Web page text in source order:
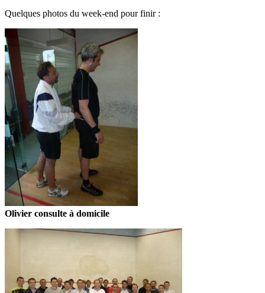
Quelques photos du week-end pour finir :
Olivier consulte à domicile